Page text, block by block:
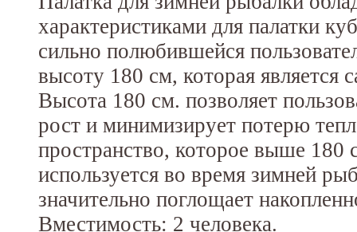
характеристиками для палатки
сильно полюбившейся
высоту 180 см, которая является
Высота 180 см. позволяет
рост и минимизирует потерю
пространство, которое выше 180
используется во время зимней
значительно поглощает
Вместимость: 2 человека.